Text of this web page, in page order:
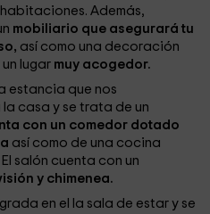
Además,
mobiliario que asegurará tu
así como una decoración
lugar muy acogedor.
estancia que nos
casa y se trata de un
con un comedor dotado
así como de una cocina
salón cuenta con un
y chimenea.
en el la sala de estar y se